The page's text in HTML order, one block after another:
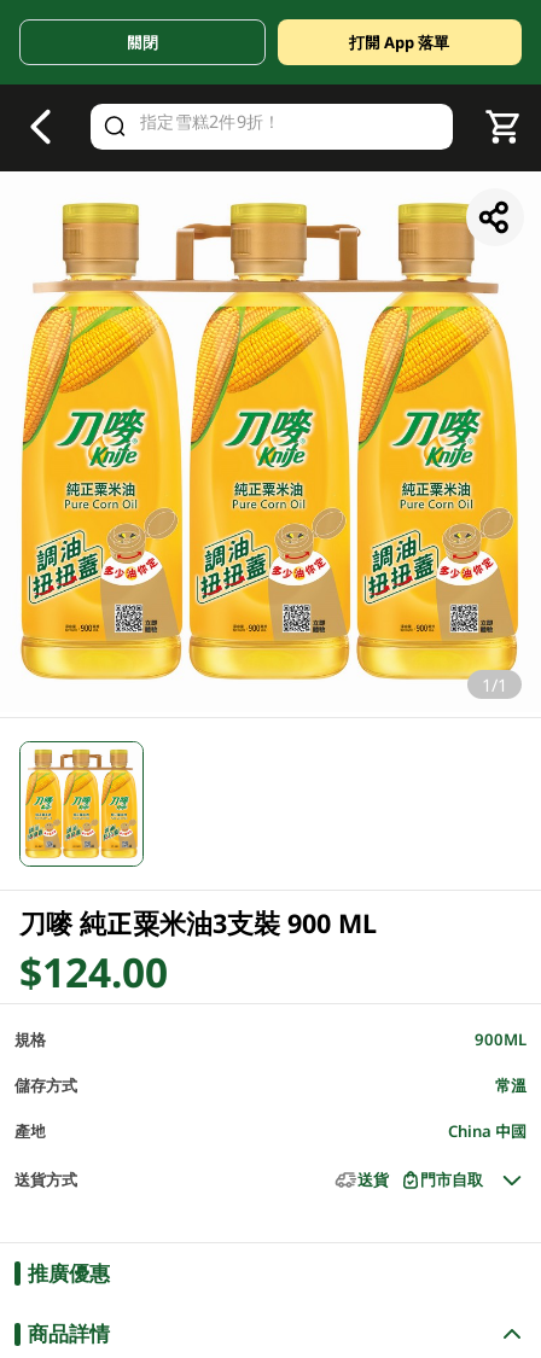
Valid Until 30 June 2026
關閉 打開 App 落單
1/1
刀嘜 純正粟米油3支裝 900 ML
$124.00
規格 900ML
儲存方式 常溫
產地 China 中國
送貨方式 送貨 門市自取
推廣優惠
商品詳情